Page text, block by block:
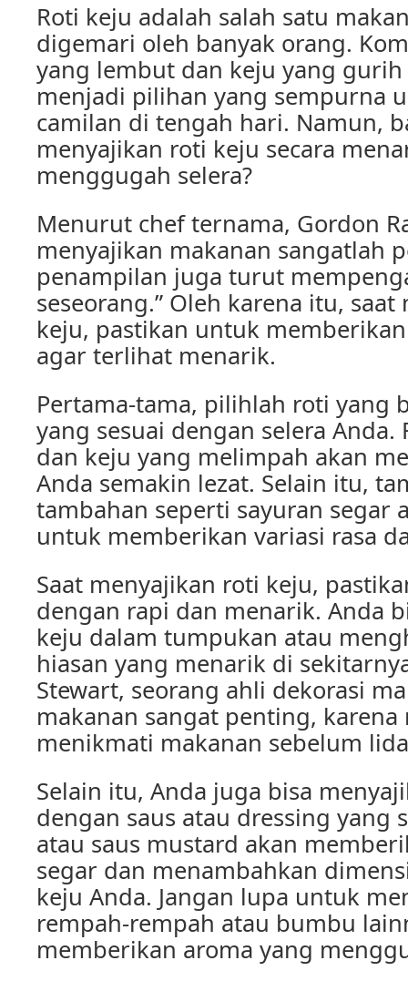
Roti keju adalah salah satu
digemari oleh banyak orang.
yang lembut dan keju yang
menjadi pilihan yang sempurna
camilan di tengah hari. Namun,
menyajikan roti keju secara
menggugah selera?
Menurut chef ternama, Gordon
menyajikan makanan sangatlah
penampilan juga turut
seseorang.” Oleh karena itu,
keju, pastikan untuk
agar terlihat menarik.
Pertama-tama, pilihlah roti yang
yang sesuai dengan selera
dan keju yang melimpah akan
Anda semakin lezat. Selain itu,
tambahan seperti sayuran segar
untuk memberikan variasi rasa
Saat menyajikan roti keju,
dengan rapi dan menarik. Anda
keju dalam tumpukan atau
hiasan yang menarik di
Stewart, seorang ahli dekorasi
makanan sangat penting,
menikmati makanan sebelum
Selain itu, Anda juga bisa
dengan saus atau dressing yang
atau saus mustard akan
segar dan menambahkan
keju Anda. Jangan lupa untuk
rempah-rempah atau bumbu
memberikan aroma yang